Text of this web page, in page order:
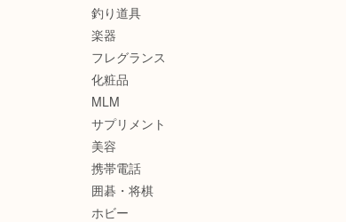
釣り道具
楽器
フレグランス
化粧品
MLM
サプリメント
美容
携帯電話
囲碁・将棋
ホビー